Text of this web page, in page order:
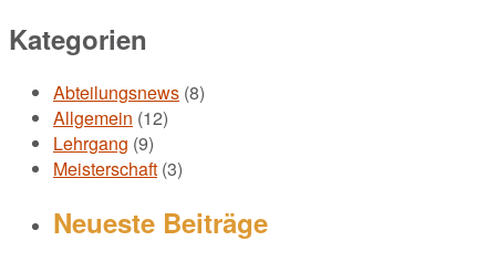
Kategorien
Abteilungsnews (8)
Allgemein (12)
Lehrgang (9)
Meisterschaft (3)
Neueste Beiträge